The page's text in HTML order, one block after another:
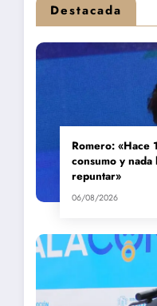
Destacada
Romero: «Hace
consumo y nada
repuntar»
06/08/2026